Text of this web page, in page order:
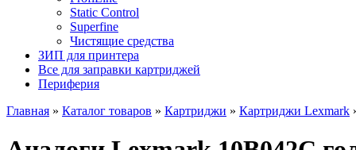
Static Control
Superfine
Чистящие средства
ЗИП для принтера
Все для заправки картриджей
Периферия
Главная » Каталог товаров » Картриджи » Картриджи Lexmark